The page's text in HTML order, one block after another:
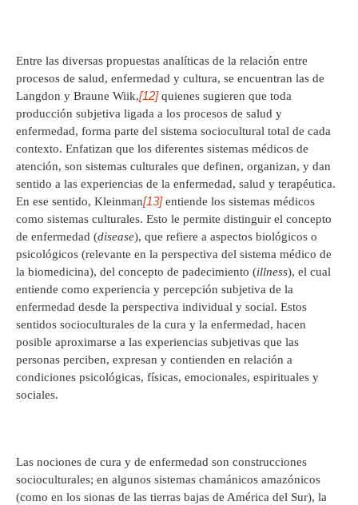
Entre las diversas propuestas analíticas de la relación entre
procesos de salud, enfermedad y cultura, se encuentran las de
Langdon y Braune Wiik,[12]quienes sugieren que toda
producción subjetiva ligada a los procesos de salud y
enfermedad, forma parte del sistema sociocultural total de cada
contexto. Enfatizan que los diferentes sistemas médicos de
atención, son sistemas culturales que definen, organizan, y dan
sentido a las experiencias de la enfermedad, salud y terapéutica.
En ese sentido, Kleinman[13]entiende los sistemas médicos
como sistemas culturales. Esto le permite distinguir el concepto
de enfermedad (disease), que refiere a aspectos biológicos o
psicológicos (relevante en la perspectiva del sistema médico de
la biomedicina), del concepto de padecimiento (illness), el cual
entiende como experiencia y percepción subjetiva de la
enfermedad desde la perspectiva individual y social. Estos
sentidos socioculturales de la cura y la enfermedad, hacen
posible aproximarse a las experiencias subjetivas que las
personas perciben, expresan y contienden en relación a
condiciones psicológicas, físicas, emocionales, espirituales y
sociales.
Las nociones de cura y de enfermedad son construcciones
socioculturales; en algunos sistemas chamánicos amazónicos
(como en los sionas de las tierras bajas de América del Sur), la